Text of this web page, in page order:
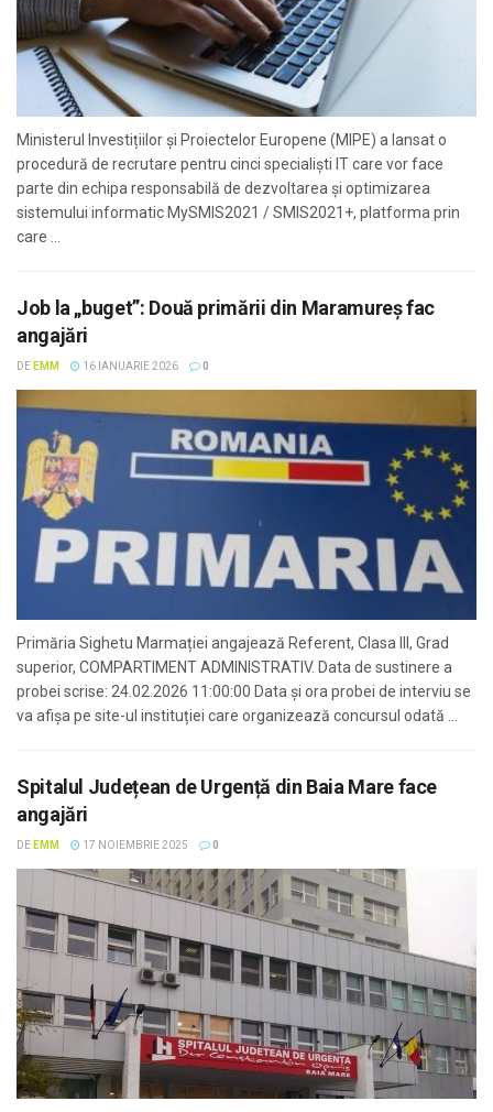
Ministerul Investițiilor și Proiectelor Europene (MIPE) a lansat o
procedură de recrutare pentru cinci specialiști IT care vor face
parte din echipa responsabilă de dezvoltarea și optimizarea
sistemului informatic MySMIS2021 / SMIS2021+, platforma prin
care ...
Job la „buget”: Două primării din Maramureș fac
angajări
DE EMM 16 IANUARIE 2026 0
Primăria Sighetu Marmației angajează Referent, Clasa III, Grad
superior, COMPARTIMENT ADMINISTRATIV. Data de sustinere a
probei scrise: 24.02.2026 11:00:00 Data și ora probei de interviu se
va afișa pe site-ul instituției care organizează concursul odată ...
Spitalul Județean de Urgență din Baia Mare face
angajări
DE EMM 17 NOIEMBRIE 2025 0